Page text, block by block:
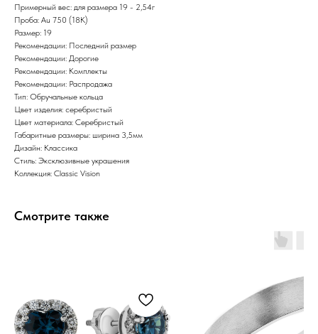
Примерный вес: для размера 19 - 2,54г
Проба: Au 750 (18K)
Размер: 19
Рекомендации: Последний размер
Рекомендации: Дорогие
Рекомендации: Комплекты
Рекомендации: Распродажа
Тип: Обручальные кольца
Цвет изделия: серебристый
Цвет материала: Серебристый
Габаритные размеры: ширина 3,5мм
Дизайн: Классика
Стиль: Эксклюзивные украшения
Коллекция: Classic Vision
Смотрите также